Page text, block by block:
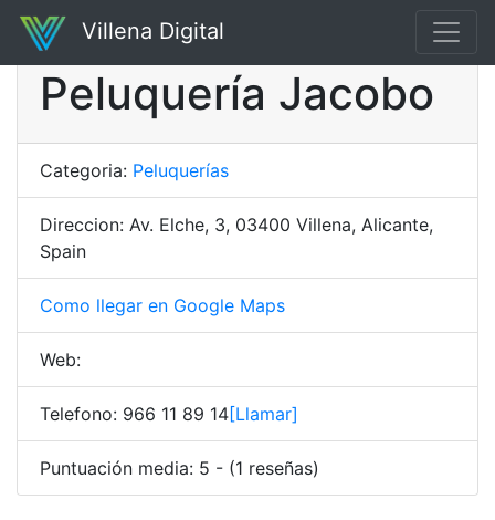
Villena Digital
Peluquería Jacobo
Categoria: Peluquerías
Direccion: Av. Elche, 3, 03400 Villena, Alicante,
Spain
Como llegar en Google Maps
Web:
Telefono: 966 11 89 14[Llamar]
Puntuación media: 5 - (1 reseñas)